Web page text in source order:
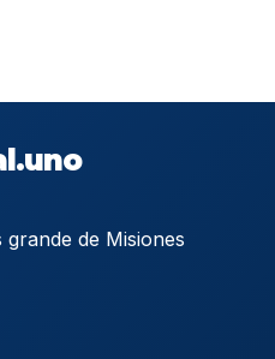
de Misiones